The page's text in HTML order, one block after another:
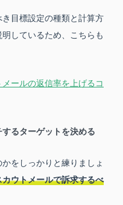
目標設定の種類と計算方
しているため、こちらも
ールの返信率を上げるコ
るターゲットを決める
をしっかりと練りましょ
ウトメールで訴求するべ